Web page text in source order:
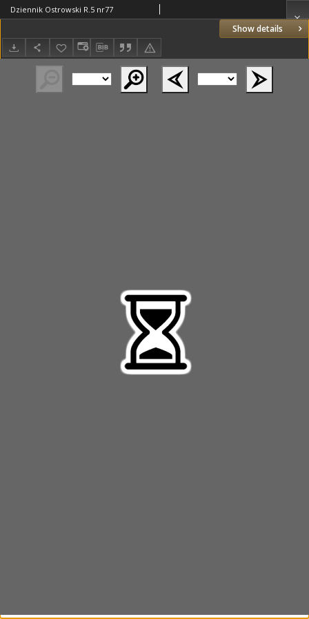
Show details
Dziennik Ostrowski R.5 nr77